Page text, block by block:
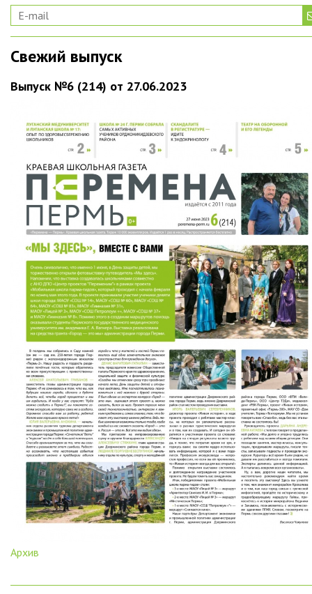
Свежий выпуск
Выпуск №6 (214) от 27.06.2023
Архив